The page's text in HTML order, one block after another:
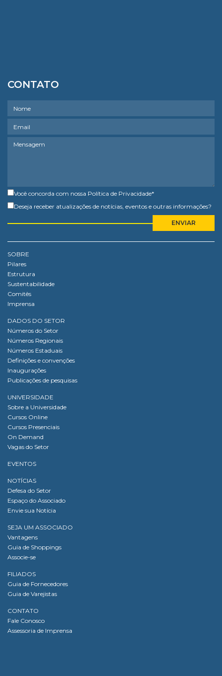
CONTATO
Você concorda com nossa Política de Privacidade*
Deseja receber atualizações de notícias, eventos e outras informações?
SOBRE
Pilares
Estrutura
Sustentabilidade
Comitês
Imprensa
DADOS DO SETOR
Números do Setor
Números Regionais
Números Estaduais
Definições e convenções
Inaugurações
Publicações de pesquisas
UNIVERSIDADE
Sobre a Universidade
Cursos Online
Cursos Presenciais
On Demand
Vagas do Setor
EVENTOS
NOTÍCIAS
Defesa do Setor
Espaço do Associado
Envie sua Notícia
SEJA UM ASSOCIADO
Vantagens
Guia de Shoppings
Associe-se
FILIADOS
Guia de Fornecedores
Guia de Varejistas
CONTATO
Fale Conosco
Assessoria de Imprensa